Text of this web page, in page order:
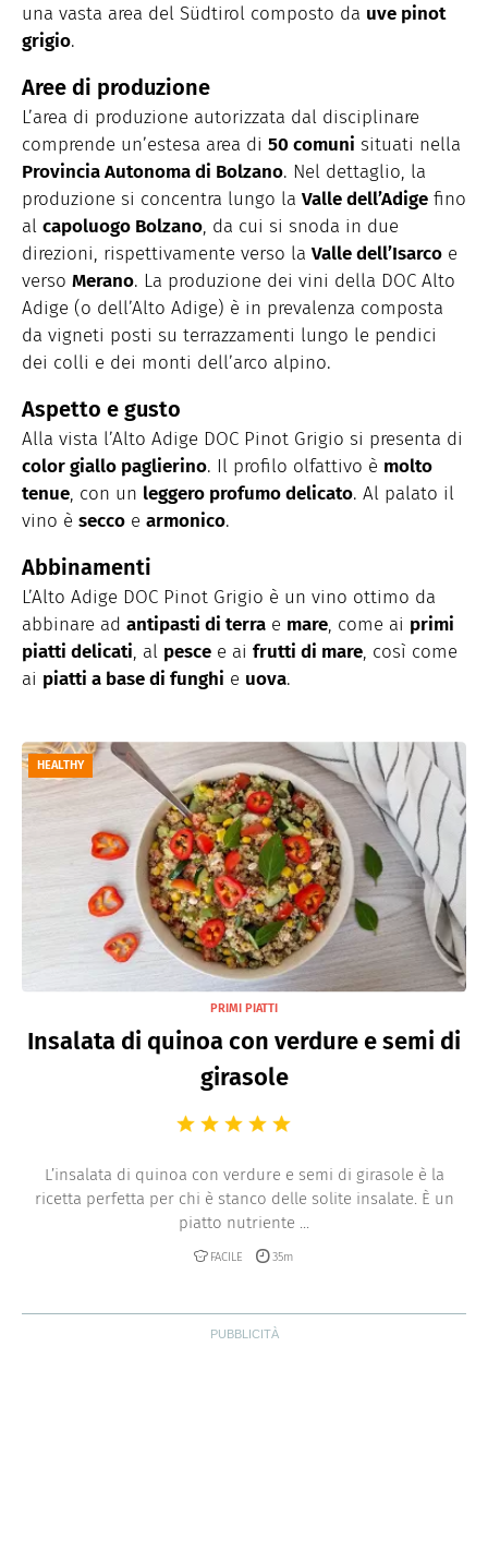
una vasta area del Südtirol composto da uve pinot
grigio.
Aree di produzione
L’area di produzione autorizzata dal disciplinare
comprende un’estesa area di 50 comuni situati nella
Provincia Autonoma di Bolzano. Nel dettaglio, la
produzione si concentra lungo la Valle dell’Adige fino
al capoluogo Bolzano, da cui si snoda in due
direzioni, rispettivamente verso la Valle dell’Isarco e
verso Merano. La produzione dei vini della DOC Alto
Adige (o dell’Alto Adige) è in prevalenza composta
da vigneti posti su terrazzamenti lungo le pendici
dei colli e dei monti dell’arco alpino.
Aspetto e gusto
Alla vista l’Alto Adige DOC Pinot Grigio si presenta di
color giallo paglierino. Il profilo olfattivo è molto
tenue, con un leggero profumo delicato. Al palato il
vino è secco e armonico.
Abbinamenti
L’Alto Adige DOC Pinot Grigio è un vino ottimo da
abbinare ad antipasti di terra e mare, come ai primi
piatti delicati, al pesce e ai frutti di mare, così come
ai piatti a base di funghi e uova.
HEALTHY
PRIMI PIATTI
Insalata di quinoa con verdure e semi di
girasole
L’insalata di quinoa con verdure e semi di girasole è la
ricetta perfetta per chi è stanco delle solite insalate. È un
piatto nutriente ...
FACILE 35m